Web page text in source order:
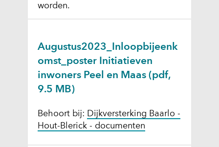
worden.
Augustus2023_Inloopbijeenk
omst_poster Initiatieven
inwoners Peel en Maas(pdf,
9.5 MB)
Behoort bij: Dijkversterking Baarlo -
Hout-Blerick - documenten